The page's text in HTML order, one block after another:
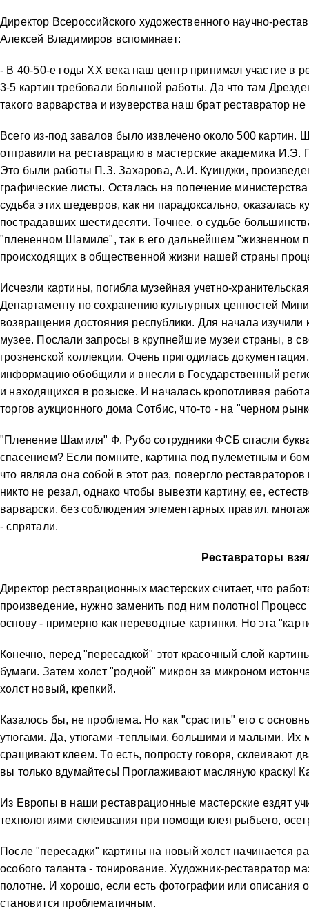
Директор Всероссийского художественного научно-
Алексей Владимиров вспоминает:
- В 40-50-е годы XX века наш центр принимал участие в
3-5 картин требовали большой работы. Да что там
такого варварства и изуверства наш брат реставратор не
Всего из-под завалов было извлечено около 500 картин.
отправили на реставрацию в мастерские академика И.Э.
Это были работы П.З. Захарова, А.И. Куинджи,
графические листы. Осталась на попечение
судьба этих шедевров, как ни парадоксально, оказалась
пострадавших шестидесяти. Точнее, о судьбе
"плененном Шамиле", так в его дальнейшем "жизненном
происходящих в общественной жизни нашей страны
Исчезли картины, погибла музейная учетно-
Департаменту по сохранению культурных ценностей
возвращения достояния республики. Для начала
музее. Послали запросы в крупнейшие музеи страны, в
грозненской коллекции. Очень пригодилась
информацию обобщили и внесли в Государственный
и находящихся в розыске. И началась кропотливая
торгов аукционного дома Сотбис, что-то - на "черном
"Пленение Шамиля" Ф. Рубо сотрудники ФСБ спасли
спасением? Если помните, картина под пулеметным и
что являла она собой в этот раз, повергло
никто не резал, однако чтобы вывезти картину, ее,
варварски, без соблюдения элементарных правил,
- спрятали.
Реставраторы
Директор реставрационных мастерских считает, что
произведение, нужно заменить под ним полотно!
основу - примерно как переводные картинки. Но эта
Конечно, перед "пересадкой" этот красочный слой
бумаги. Затем холст "родной" микрон за микроном
холст новый, крепкий.
Казалось бы, не проблема. Но как "срастить" его с
утюгами. Да, утюгами -теплыми, большими и малыми. Их
сращивают клеем. То есть, попросту говоря, склеивают
вы только вдумайтесь! Проглаживают масляную краску!
Из Европы в наши реставрационные мастерские ездят
технологиями склеивания при помощи клея рыбьего,
После "пересадки" картины на новый холст начинается
особого таланта - тонирование. Художник-реставратор
полотне. И хорошо, если есть фотографии или описания
становится проблематичным.